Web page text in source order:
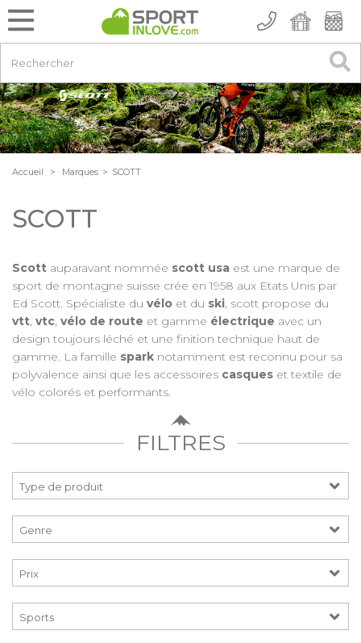
Accueil > Marques > SCOTT
SCOTT
Scott auparavant nommée scott usa est une marque de
sport de montagne suisse crée en 1958 aux Etats Unis par
Ed Scott. Spécialiste du vélo et du ski, scott propose du
vtt, vtc, vélo de route et gamme électrique avec un
design toujours léché et une finition technique haut de
gamme. La famille spark notamment est reconnu pour sa
polyvalence ainsi que les accessoires casques et textile de
vélo colorés et performants.
FILTRES
Prix